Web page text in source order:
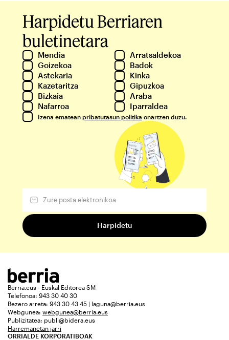
Harpidetu Berriaren
buletinetara
Mendia
Arratsaldekoa
Goizekoa
Badok
Astekaria
Kinka
Kazetaritza
Gipuzkoa
Bizkaia
Araba
Nafarroa
Iparraldea
Izena ematean pribatutasun politika onartzen duzu.
Berria.eus - Euskal Editorea SM
Telefonoa: 943 30 40 30
Bezero arreta: 943 30 43 45 | laguna@berria.eus
Webgunea: webgunea@berria.eus
Publizitatea: publi@bidera.eus
Harremanetan jarri
ORRIALDE KORPORATIBOAK